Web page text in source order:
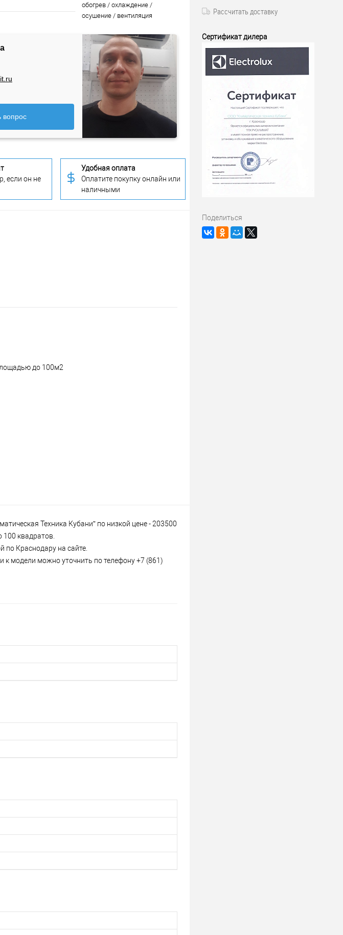
обогрев / охлаждение /
осушение / вентиляция
вопрос
если он не
Удобная оплата
Оплатите покупку онлайн или
наличными
до 100м2
Техника Кубани” по низкой цене - 203500
100 квадратов.
по Краснодару на сайте.
к модели можно уточнить по телефону +7 (861)
Рассчитать доставку
Сертификат дилера
Поделиться